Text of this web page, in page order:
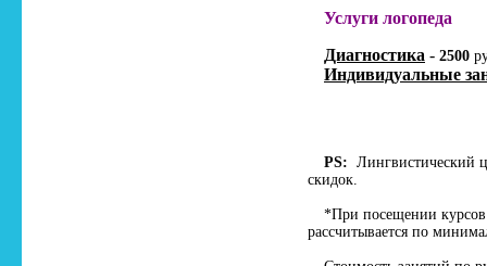
Услуги логопеда
Диагностика - 2500
Индивидуальные
PS: Лингвистический
скидок.
*При посещении курсов
рассчитывается по